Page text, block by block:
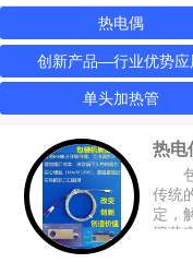
热电偶
创新产品—行业优势应
单头加热管
热电
包
传统
定，
壁薄